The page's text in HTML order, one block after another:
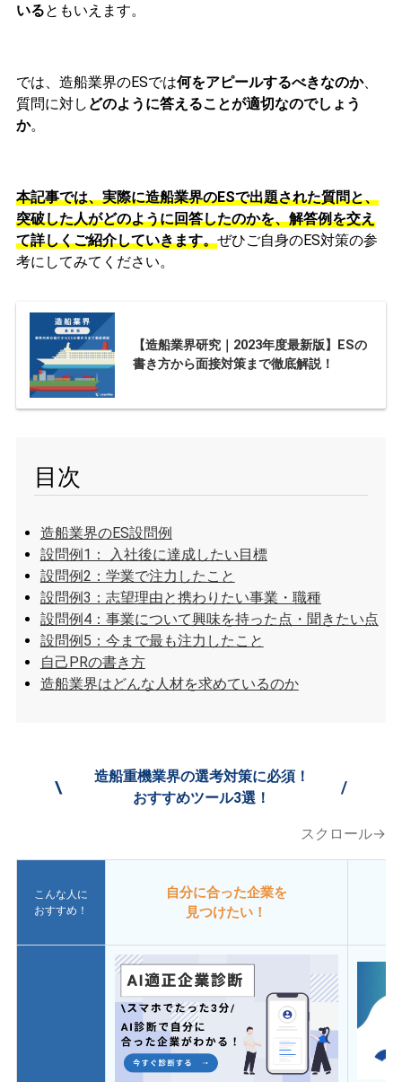
いるともいえます。
では、造船業界のESでは何をアピールするべきなのか、
質問に対し どのように答えることが適切なのでしょう
か。
本記事では、実際に造船業界のESで出題された質問と、
突破した人がどのように回答したのかを、解答例を交え
て詳しくご紹介していきます。ぜひご自身のES対策の参
考にしてみてください。
【造船業界研究｜2023年度最新版】ESの
書き方から面接対策まで徹底解説！
目次
造船業界のES設問例
設問例1： 入社後に達成したい目標
設問例2：学業で注力したこと
設問例3：志望理由と携わりたい事業・職種
設問例4：事業について興味を持った点・聞きたい点
​​設問例5：今まで最も注力したこと
自己PRの書き方
造船業界はどんな人材を求めているのか
\
造船重機業界の選考対策に必須！
おすすめツール3選！
/
スクロール→
こんな人に
おすすめ！
自分に合った企業を
見つけたい！